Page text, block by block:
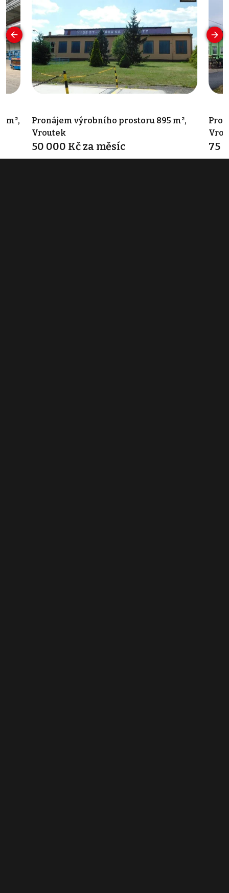
m²,
Pronájem výrobního prostoru 895 m²,
Vroutek
50 000 Kč za měsíc 75